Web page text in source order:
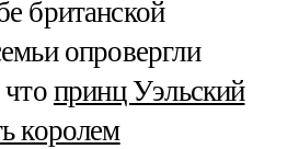
британской
опровергли
принц Уэльский
королем